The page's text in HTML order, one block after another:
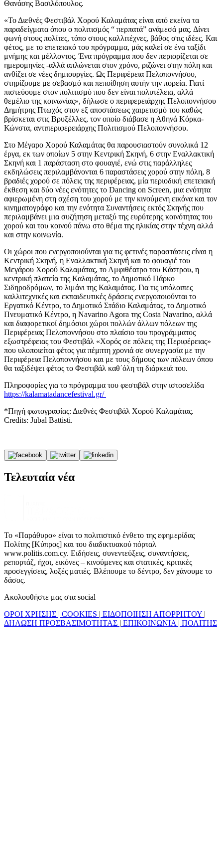
Θανάσης Βασιλόπουλος.
«Το Διεθνές Φεστιβάλ Χορού Καλαμάτας είναι από εκείνα τα
παραδείγματα όπου ο πολιτισμός “ περπατά” ανάμεσά μας. Δίνει
φωνή στους πολίτες, τόπο στους καλλιτέχνες, βάθος στις ιδέες. Και
φέτος, με το επετειακό του πρόγραμμα, μάς καλεί σε ένα ταξίδι
μνήμης και μέλλοντος. Ένα πρόγραμμα που δεν περιορίζεται σε
ημερομηνίες -αλλά απλώνεται στον χρόνο, ριζώνει στην πόλη και
ανθίζει σε νέες δημιουργίες. Ως Περιφέρεια Πελοποννήσου,
στηρίζουμε με σεβασμό και πεποίθηση αυτήν την πορεία. Γιατί
πιστεύουμε στον πολιτισμό που δεν είναι πολυτέλεια, αλλά
θεμέλιο της κοινωνίας», δήλωσε ο περιφερειάρχης Πελοποννήσου
Δημήτρης Πτωχός στον εξ αποστάσεως χαιρετισμό του καθώς
βρίσκεται στις Βρυξέλλες, τον οποίο διάβασε η Αθηνά Κόρκα-
Κώνστα, αντιπεριφερειάρχης Πολιτισμού Πελοποννήσου.
Στο Μέγαρο Χορού Καλαμάτας θα παρουσιαστούν συνολικά 12
έργα, εκ των οποίων 5 στην Κεντρική Σκηνή, 6 στην Εναλλακτική
Σκηνή και 1 παράσταση στο φουαγιέ, ενώ στις παράλληλες
εκδηλώσεις περιλαμβάνονται 6 παραστάσεις χορού στην πόλη, 8
βραδιές χορού σε πόλεις της περιφέρειας, μία περιοδική επετειακή
έκθεση και δύο νέες ενότητες το Dancing on Screen, μια ενότητα
αφιερωμένη στη σχέση του χορού με την κινούμενη εικόνα και τον
κινηματογράφο και την ενότητα Συναντήσεις εκτός Σκηνής που
περιλαμβάνει μια συζήτηση μεταξύ της ευρύτερης κοινότητας του
χορού και του κοινού πάνω στο θέμα της ηλικίας στην τέχνη αλλά
και στην κοινωνία.
Οι χώροι που ενεργοποιούνται για τις φετινές παραστάσεις είναι η
Κεντρική Σκηνή, η Εναλλακτική Σκηνή και το φουαγιέ του
Μεγάρου Χορού Καλαμάτας, το Αμφιθέατρο του Κάστρου, η
κεντρική πλατεία της Καλαμάτας, το Δημοτικό Πάρκο
Σιδηροδρόμων, το λιμάνι της Καλαμάτας. Για τις υπόλοιπες
καλλιτεχνικές και εκπαιδευτικές δράσεις ενεργοποιούνται το
Εργατικό Κέντρο, το Δημοτικό Στάδιο Καλαμάτας, το Δημοτικό
Πνευματικό Κέντρο, η Navarino Agora της Costa Navarino, αλλά
και διαφορετικοί δημόσιοι χώροι πολλών άλλων πόλεων της
Περιφέρειας Πελοποννήσου στο πλαίσιο του προγράμματος
εξωστρέφειας του Φεστιβάλ «Χορός σε πόλεις της Περιφέρειας»
που υλοποιείται φέτος για πέμπτη χρονιά σε συνεργασία με την
Περιφέρεια Πελοποννήσου και με τους δήμους των πόλεων όπου
θα ταξιδέψει φέτος το Φεστιβάλ καθ΄όλη τη διάρκειά του.
Πληροφορίες για το πρόγραμμα του φεστιβάλ στην ιστοσελίδα
https://kalamatadancefestival.gr/
*Πηγή φωτογραφίας: Διεθνές Φεστιβάλ Χορού Καλαμάτας.
Credits: Jubal Battisti.
Τελευταία νέα
Το «Παράθυρο» είναι το πολιτιστικό ένθετο της εφημερίδας
Πολίτης [Κύπρος] και του διαδικτυακού πόρταλ
www.politis.com.cy. Ειδήσεις, συνεντεύξεις, συναντήσεις,
ρεπορτάζ, ήχοι, εικόνες – κινούμενες και στατικές, κριτικές
προσεγγίσεις, λοξές ματιές. Βλέπουμε το δέντρο, δεν χάνουμε το
δάσος.
Ακολουθήστε μας στα social
ΟΡΟΙ ΧΡΗΣΗΣ | COOKIES | ΕΙΔΟΠΟΙΗΣΗ ΑΠΟΡΡΗΤΟΥ |
ΔΗΛΩΣΗ ΠΡΟΣΒΑΣΙΜΟΤΗΤΑΣ | ΕΠΙΚΟΙΝΩΝΙΑ | ΠΟΛΙΤΗΣ